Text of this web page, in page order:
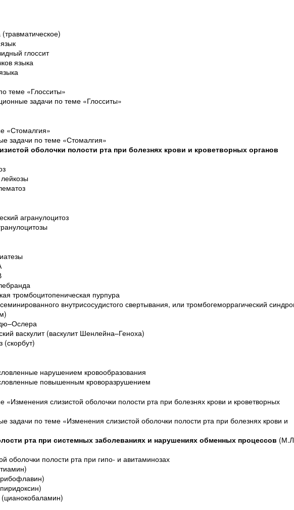
глоссит
языка
теме «Глосситы»
задачи по теме «Глосситы»
«Стомалгия»
задачи по теме «Стомалгия»
оболочки полости рта при болезнях крови и кроветворных органов
агранулоцитоз
тромбоцитопеническая пурпура
внутрисосудистого свертывания, или тромбогеморрагический
васкулит (васкулит Шенлейна–Геноха)
(скорбут)
нарушением кровообразования
повышенным кроворазрушением
«Изменения слизистой оболочки полости рта при болезнях крови и кроветворных
задачи по теме «Изменения слизистой оболочки полости рта при болезнях крови и
рта при системных заболеваниях и нарушениях обменных процессов
оболочки полости рта при гипо- и авитаминозах